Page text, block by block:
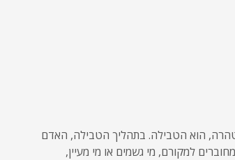
הוא הטבילה. בתהליך הטבילה, האדם
למקורם, מי גשמים או מי מעיין,